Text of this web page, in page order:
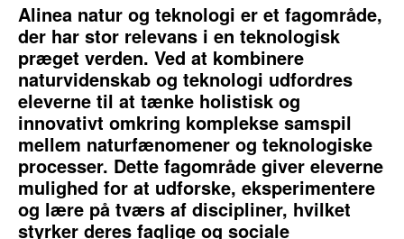
Alinea natur og teknologi er et fagområde,
der har stor relevans i en teknologisk
præget verden. Ved at kombinere
naturvidenskab og teknologi udfordres
eleverne til at tænke holistisk og
innovativt omkring komplekse samspil
mellem naturfænomener og teknologiske
processer. Dette fagområde giver eleverne
mulighed for at udforske, eksperimentere
og lære på tværs af discipliner, hvilket
styrker deres faglige og sociale